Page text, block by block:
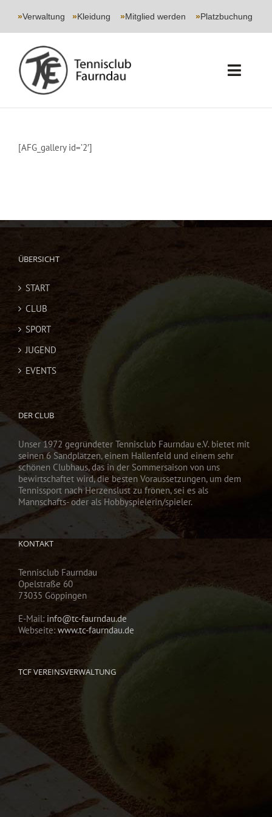
»Verwaltung »Kleidung »Mitglied werden »Platzbuchung
NEWS
[AFG_gallery id=’2′]
ÜBERSICHT
START
CLUB
SPORT
JUGEND
EVENTS
DER CLUB
Unser 1972 gegründeter Tennisclub Faurndau e.V. bietet mit
seinen 6 Sandplätzen, einem Hallenfeld und einem sehr
schönen Clubhaus, das in der Sommersaison von uns
bewirtschaftet wird, die besten Voraussetzungen, um dem
Tennissport nach Herzenslust zu frönen, sei es als
Mannschafts- oder als Hobbyspielerin/spieler.
KONTAKT
Tennisclub Faurndau
Opelstraße 60
73035 Göppingen
E-Mail: info@tc-faurndau.de
Webseite: www.tc-faurndau.de
TCF VEREINSVERWALTUNG